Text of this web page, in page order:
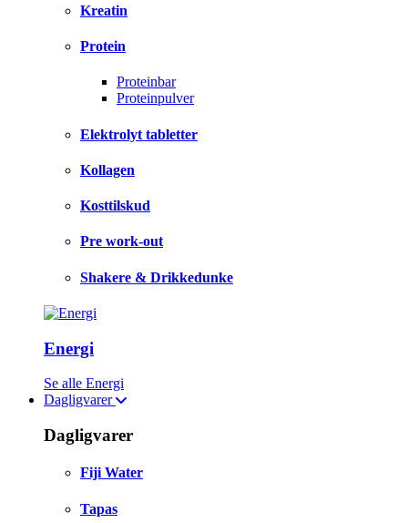
Kreatin
Protein
Proteinbar
Proteinpulver
Elektrolyt tabletter
Kollagen
Kosttilskud
Pre work-out
Shakere & Drikkedunke
Energi
Se alle Energi
Dagligvarer
Dagligvarer
Fiji Water
Tapas